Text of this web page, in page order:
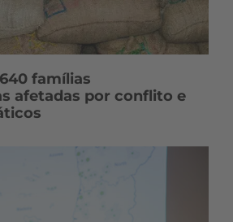
famílias
afetadas por conflito e